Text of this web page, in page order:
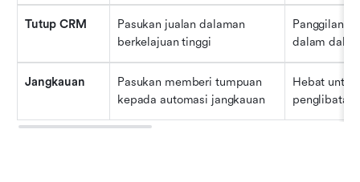
Tutup CRM
Pasukan jualan dalaman
berkelajuan tinggi
Panggilan,
dalam
Jangkauan
Pasukan memberi tumpuan
kepada automasi jangkauan
Hebat
penglibatan